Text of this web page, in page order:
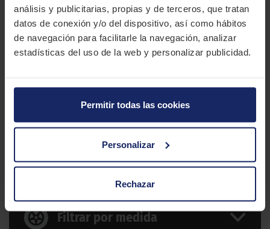
análisis y publicitarias, propias y de terceros, que tratan
datos de conexión y/o del dispositivo, así como hábitos
de navegación para facilitarle la navegación, analizar
estadísticas del uso de la web y personalizar publicidad.
Permitir todas las cookies
Personalizar
Rechazar
CARACTERÍSTICAS TÉCNICAS
Marca
RAPID
Verano
Tipo conducción
RAPID EFFIVAN
Filtrar por medida